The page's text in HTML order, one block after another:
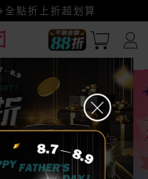
即換GO~
全點折上折超划算
加倍！